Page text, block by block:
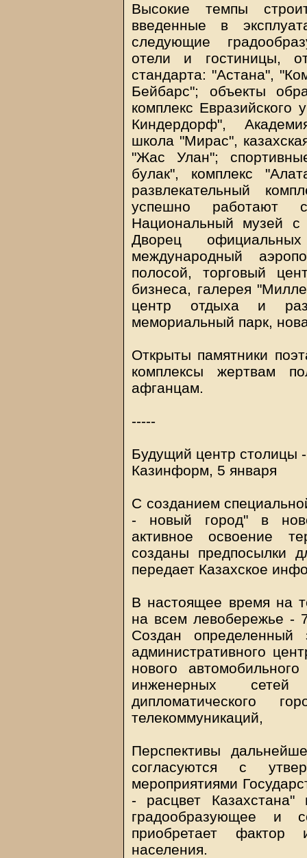
Высокие темпы
введенные в
следующие
отели и гостиницы,
стандарта: "Астана",
Бейбарс"; объекты
комплекс Евразийского
Киндердорф",
школа "Мирас",
"Жас Улан";
булак", комплекс
развлекательный
успешно работают
Национальный музей с
Дворец
международный
полосой, торговый
бизнеса, галерея
центр отдыха и
мемориальный парк,
Открыты памятники
комплексы жертвам
афганцам.
-----
Будущий центр столицы
Казинформ, 5 января
С созданием
- новый город" в
активное освоение
созданы предпосылки
передает Казахское
В настоящее время на
на всем левобережье -
Создан
административного
нового
инженерных
дипломатического
телекоммуникаций,
Перспективы
согласуются с
мероприятиями
- расцвет
градообразующее и
приобретает фактор
населения.